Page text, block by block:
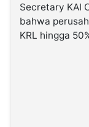
Secretary KAI
bahwa
KRL hingga